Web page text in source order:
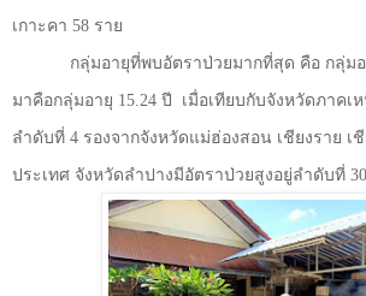
เกาะคา 58 ราย
กลุ่มอายุที่พบอัตราป่วยมากที่สุด คือ กลุ่มอ
มาคือกลุ่มอายุ 15.24 ปี เมื่อเทียบกับจังหวัดภาค
ลำดับที่ 4 รองจากจังหวัดแม่ฮ่องสอน เชียงราย เ
ประเทศ จังหวัดลำปางมีอัตราป่วยสูงอยู่ลำดับที่